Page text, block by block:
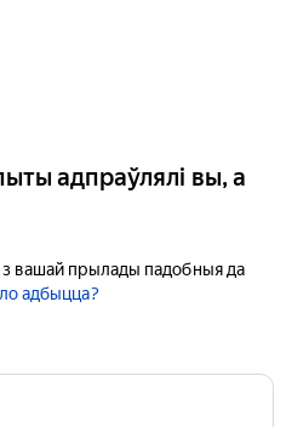
адпраўлялі вы, а
вашай прылады падобныя да
адбыцца?